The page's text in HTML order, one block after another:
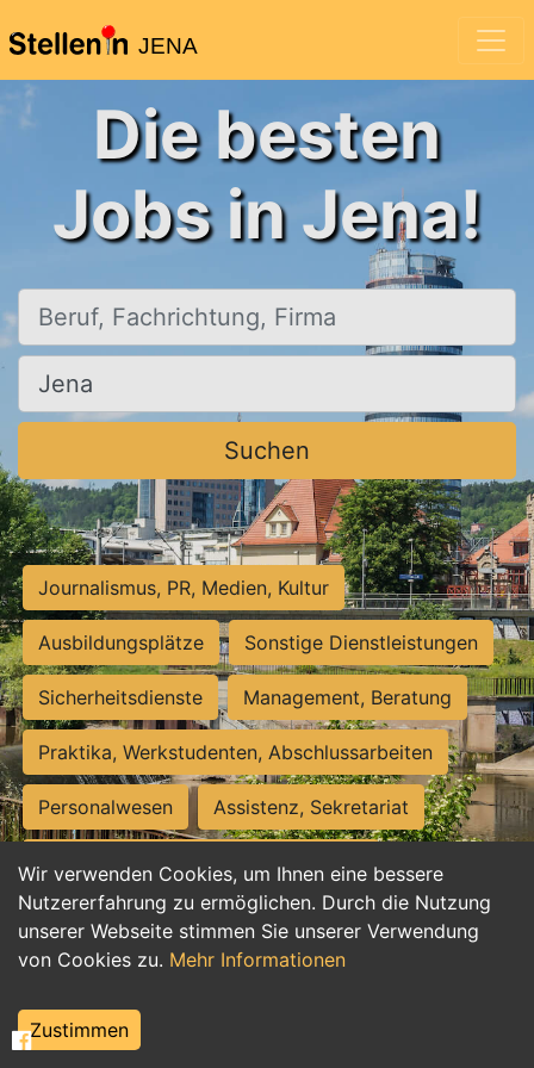
JENA
Wir verwenden Cookies, um Ihnen eine bessere
Nutzererfahrung zu ermöglichen. Durch die Nutzung
unserer Webseite stimmen Sie unserer Verwendung
von Cookies zu. Mehr Informationen
Zustimmen
Die besten
Jobs in Jena!
Beruf, Fachrichtung, Firma
Ort, Stadt
Suchen
Journalismus, PR, Medien, Kultur
Ausbildungsplätze Sonstige Dienstleistungen
Sicherheitsdienste Management, Beratung
Praktika, Werkstudenten, Abschlussarbeiten
Personalwesen Assistenz, Sekretariat
Hilfskräfte, Aushilfs- und Nebenjobs
Einkauf, Logistik, Materialwirtschaft
Weiterbildung, Studium, duale Ausbildung
Tourismus